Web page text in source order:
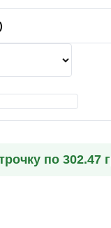
по 302.47